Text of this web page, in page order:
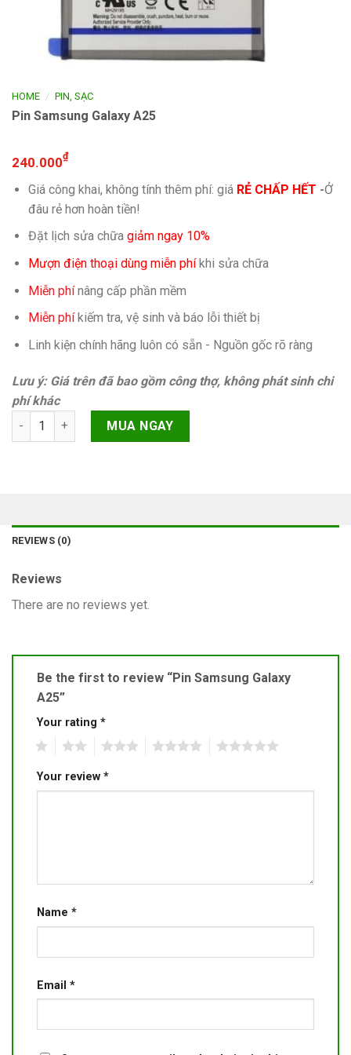
HOME / PIN, SẠC
Pin Samsung Galaxy A25
240.000₫
Giá công khai, không tính thêm phí: giá RẺ CHẤP HẾT -Ở
đâu rẻ hơn hoàn tiền!
Đặt lịch sửa chữa giảm ngay 10%
Mượn điện thoại dùng miễn phíkhi sửa chữa
Miễn phínâng cấp phần mềm
Miễn phíkiếm tra, vệ sinh và báo lỗi thiết bị
Linh kiện chính hãng luôn có sẵn - Nguồn gốc rõ ràng
Lưu ý: Giá trên đã bao gồm công thợ, không phát sinh chi
phí khác
Pin Samsung Galaxy A25 quantity
MUA NGAY
REVIEWS (0)
Reviews
There are no reviews yet.
Be the first to review “Pin Samsung Galaxy
A25”
Your rating *
Your review *
Name *
Email *